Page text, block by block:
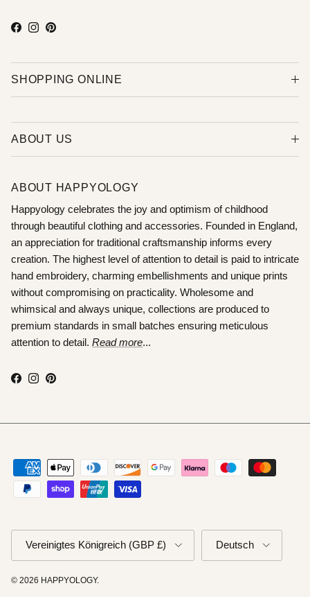
Facebook
Instagram
Pinterest
SHOPPING ONLINE
ABOUT US
ABOUT HAPPYOLOGY
Happyology celebrates the joy and optimism of childhood
through beautiful clothing and accessories. Founded in England,
an appreciation for traditional craftsmanship informs every
creation. The highest level of attention to detail is paid to intricate
hand embroidery, charming embellishments and unique prints
without compromising on practicality. Wholesome and
whimsical and always unique, collections are produced to
premium standards in small batches ensuring meticulous
attention to detail. Read more...
Facebook
Instagram
Pinterest
Vereinigtes Königreich (GBP £) Deutsch
© 2026 HAPPYOLOGY.